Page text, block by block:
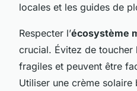
locales et les guides de
Respecter l’écosystème
crucial. Évitez de
fragiles et peuvent être
Utiliser une crème